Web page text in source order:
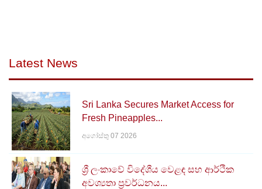
ප්‍රකාශයක් කිරීමට අපනයනකරුවකුට හැකියාව
තිබීමෙනි.මෙය අදාළ වන්නේ GSP යටතේ යුරෝපා
සංගමය (EU) ස්විස්ටර්ලන්තය,නෝර්වේ සහ තුර්කිය යන
රටවල් වෙත සිදු කරන අපනයන සඳහා පමණි.
Latest News
Sri Lanka Secures Market Access for
Fresh Pineapples...
අගෝස්තු 07 2026
ශ්‍රී ලංකාවේ විදේශීය වෙළඳ සහ ආර්ථික
අවශ්‍යතා ප්‍රවර්ධනය...